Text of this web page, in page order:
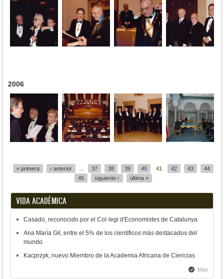
2006
« primera ‹ anterior 37 38 39 40 41 42 43
44
45
siguiente › última »
VIDA ACADÉMICA
Casado, reconocido por el Col·legi d'Economistes de Catalunya
Ana María Gil, entre el 5% de los científicos más destacados del
mundo
Kacprzyk, nuevo Miembro de la Academia Africana de Ciencias
Más